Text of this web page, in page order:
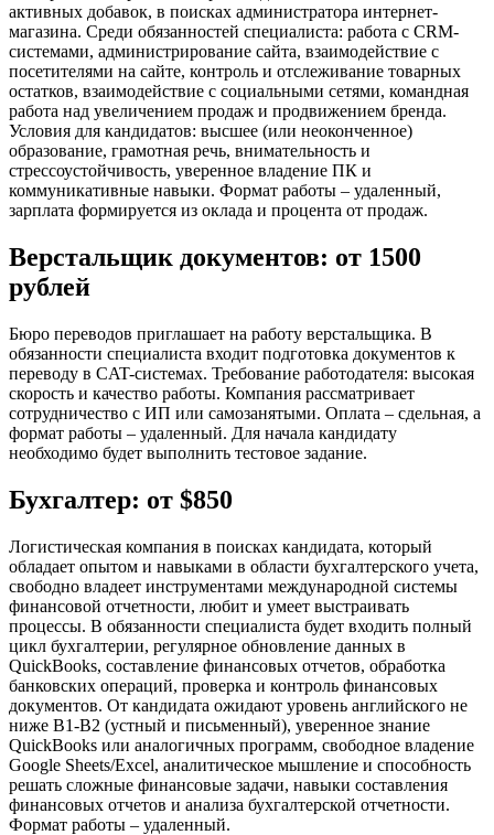
активных добавок, в поисках администратора интернет-
магазина. Среди обязанностей специалиста: работа с CRM-
системами, администрирование сайта, взаимодействие с
посетителями на сайте, контроль и отслеживание товарных
остатков, взаимодействие с социальными сетями, командная
работа над увеличением продаж и продвижением бренда.
Условия для кандидатов: высшее (или неоконченное)
образование, грамотная речь, внимательность и
стрессоустойчивость, уверенное владение ПК и
коммуникативные навыки. Формат работы – удаленный,
зарплата формируется из оклада и процента от продаж.
Верстальщик документов: от 1500
рублей
Бюро переводов приглашает на работу верстальщика. В
обязанности специалиста входит подготовка документов к
переводу в CAT-системах. Требование работодателя: высокая
скорость и качество работы. Компания рассматривает
сотрудничество с ИП или самозанятыми. Оплата – сдельная, а
формат работы – удаленный. Для начала кандидату
необходимо будет выполнить тестовое задание.
Бухгалтер: от $850
Логистическая компания в поисках кандидата, который
обладает опытом и навыками в области бухгалтерского учета,
свободно владеет инструментами международной системы
финансовой отчетности, любит и умеет выстраивать
процессы. В обязанности специалиста будет входить полный
цикл бухгалтерии, регулярное обновление данных в
QuickBooks, составление финансовых отчетов, обработка
банковских операций, проверка и контроль финансовых
документов. От кандидата ожидают уровень английского не
ниже B1-B2 (устный и письменный), уверенное знание
QuickBooks или аналогичных программ, свободное владение
Google Sheets/Excel, аналитическое мышление и способность
решать сложные финансовые задачи, навыки составления
финансовых отчетов и анализа бухгалтерской отчетности.
Формат работы – удаленный.